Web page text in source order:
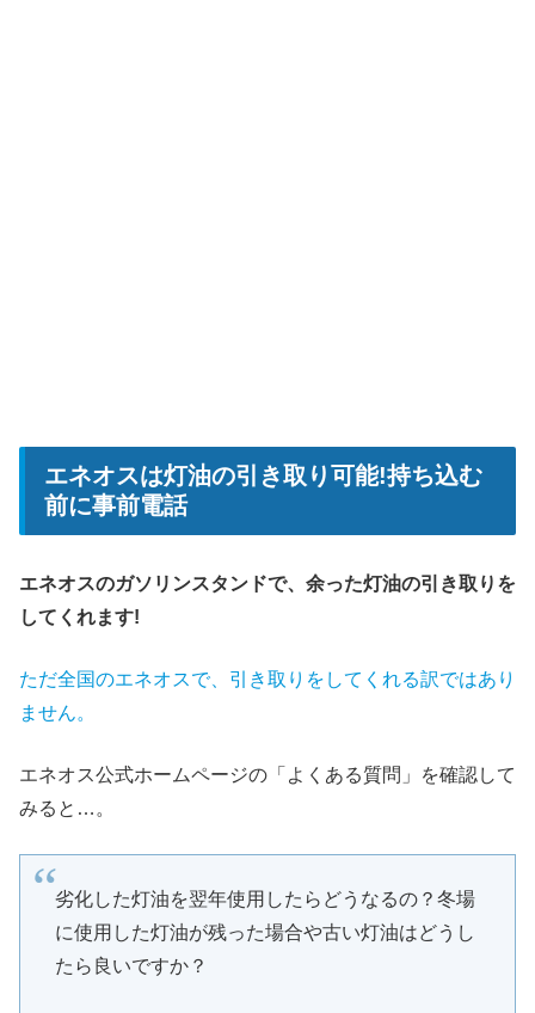
エネオスは灯油の引き取り可能!持ち込む
前に事前電話
エネオスのガソリンスタンドで、余った灯油の引き取りを
してくれます!
ただ全国のエネオスで、引き取りをしてくれる訳ではあり
ません。
エネオス公式ホームページの「よくある質問」を確認して
みると…。
劣化した灯油を翌年使用したらどうなるの？冬場
に使用した灯油が残った場合や古い灯油はどうし
たら良いですか？